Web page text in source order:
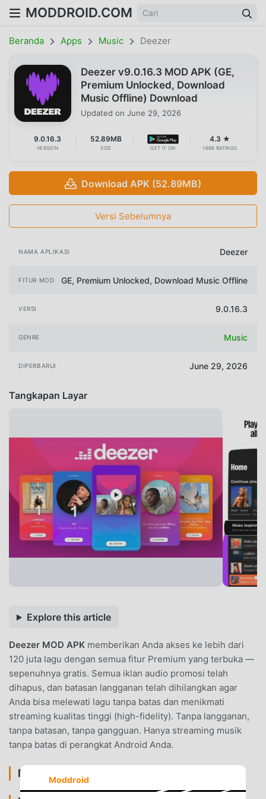
MODDROID.COM
Beranda Apps Music Deezer
Deezer v9.0.16.3 MOD APK (GE,
Premium Unlocked, Download
Music Offline) Download
Updated on June 29, 2026
9.0.16.3
VERSION
52.89MB
SIZE GET IT ON
4.3 ★
1698 RATINGS
Download APK (52.89MB)
Versi Sebelumnya
NAMA APLIKASI Deezer
FITUR MOD GE, Premium Unlocked, Download Music Offline
VERSI 9.0.16.3
GENRE Music
DIPERBARUI June 29, 2026
Tangkapan Layar
Explore this article
Deezer MOD APK memberikan Anda akses ke lebih dari
120 juta lagu dengan semua fitur Premium yang terbuka —
sepenuhnya gratis. Semua iklan audio promosi telah
dihapus, dan batasan langganan telah dihilangkan agar
Anda bisa melewati lagu tanpa batas dan menikmati
streaming kualitas tinggi (high-fidelity). Tanpa langganan,
tanpa batasan, tanpa gangguan. Hanya streaming musik
tanpa batas di perangkat Android Anda.
MOD FEATURES
Moddroid